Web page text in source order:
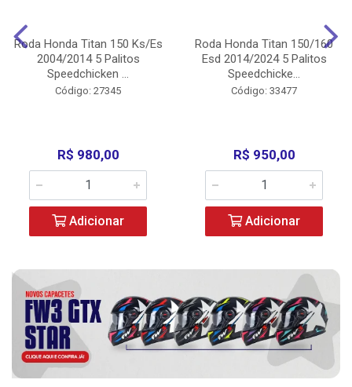
Roda Honda Titan 150 Ks/Es
2004/2014 5 Palitos
Speedchicken ...
Código: 27345
R$ 980,00
Adicionar
Roda Honda Titan 150/160
Esd 2014/2024 5 Palitos
Speedchicke...
Código: 33477
R$ 950,00
Adicionar